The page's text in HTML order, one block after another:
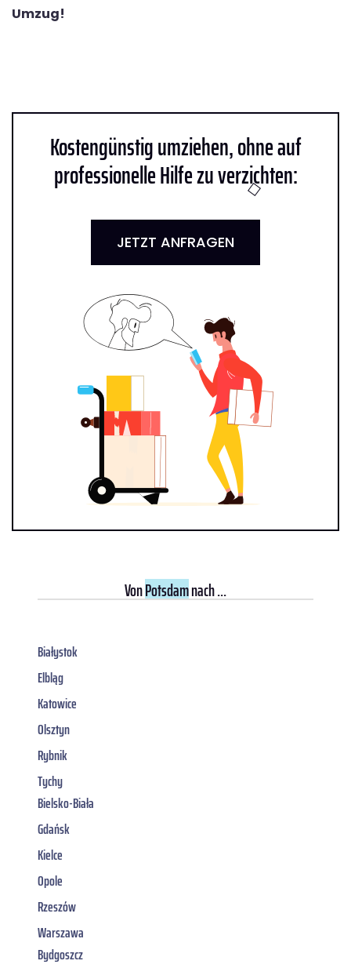
Umzug!
Kostengünstig umziehen, ohne auf
professionelle Hilfe zu verzichten:
JETZT ANFRAGEN
VonPotsdamnach ...
Białystok
Elbląg
Katowice
Olsztyn
Rybnik
Tychy
Bielsko-Biała
Gdańsk
Kielce
Opole
Rzeszów
Warszawa
Bydgoszcz